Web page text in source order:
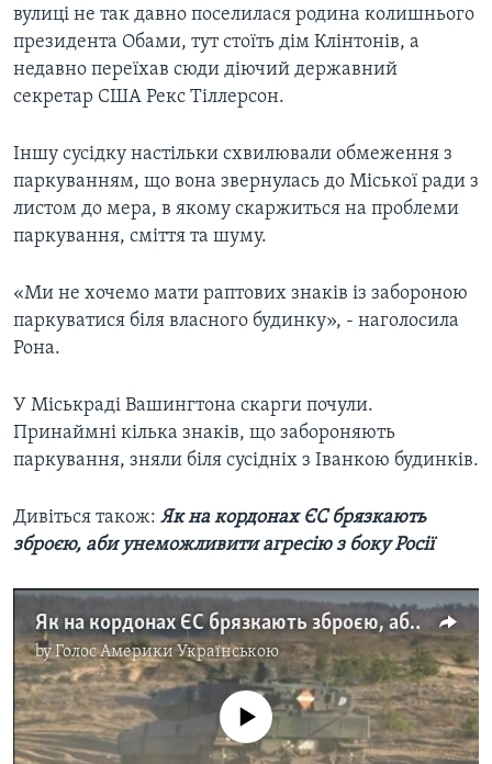
вулиці не так давно поселилася родина колишнього
президента Обами, тут стоїть дім Клінтонів, а
недавно переїхав сюди діючий державний
секретар США Рекс Тіллерсон.
Іншу сусідку настільки схвилювали обмеження з
паркуванням, що вона звернулась до Міської ради з
листом до мера, в якому скаржиться на проблеми
паркування, сміття та шуму.
«Ми не хочемо мати раптових знаків із забороною
паркуватися біля власного будинку», - наголосила
Рона.
У Міськраді Вашингтона скарги почули.
Принаймні кілька знаків, що забороняють
паркування, зняли біля сусідніх з Іванкою будинків.
Дивіться також: Як на кордонах ЄС брязкають
зброєю, аби унеможливити агресію з боку Росії
Як на кордонах ЄС брязкають зброєю, аби унеможливити агресію з боку Росії. Відео
byГолос Америки Українською
No media source currently available